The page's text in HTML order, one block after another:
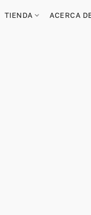
TIENDA ACERCA